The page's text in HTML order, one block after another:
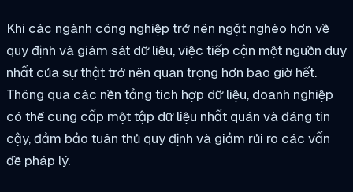
Khi các ngành công nghiệp trở nên ngặt nghèo hơn về
quy định và giám sát dữ liệu, việc tiếp cận một nguồn duy
nhất của sự thật trở nên quan trọng hơn bao giờ hết.
Thông qua các nền tảng tích hợp dữ liệu, doanh nghiệp
có thể cung cấp một tập dữ liệu nhất quán và đáng tin
cậy, đảm bảo tuân thủ quy định và giảm rủi ro các vấn
đề pháp lý.